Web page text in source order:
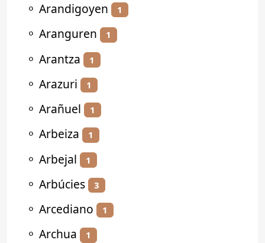
⚬ Arandigoyen 1
⚬ Aranguren 1
⚬ Arantza 1
⚬ Arazuri 1
⚬ Arañuel 1
⚬ Arbeiza 1
⚬ Arbejal 1
⚬ Arbúcies 3
⚬ Arcediano 1
⚬ Archua 1